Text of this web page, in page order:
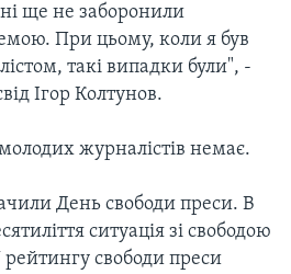
ще не заборонили
При цьому, коли я був
такі випадки були", -
Ігор Колтунов.
журналістів немає.
День свободи преси. В
ситуація зі свободою
свободи преси